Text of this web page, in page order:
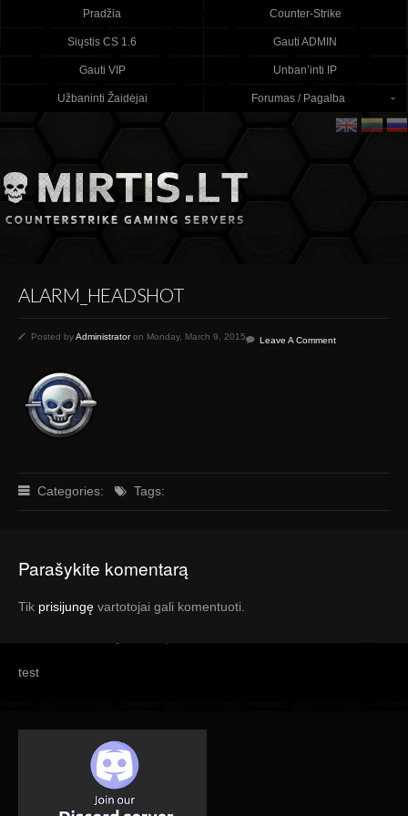
Pradžia Counter-Strike
Siųstis CS 1.6 Gauti ADMIN
Gauti VIP Unban’inti IP
Užbaninti Žaidėjai Forumas / Pagalba
ALARM_HEADSHOT
Posted byAdministratoron Monday, March 9, 2015 Leave A Comment
Categories: Tags:
Parašykite komentarą
Tik prisijungę vartotojai gali komentuoti.
test